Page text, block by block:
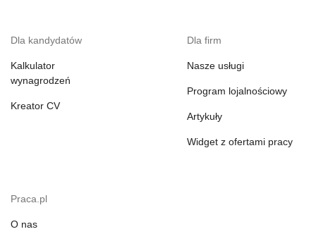
Dla kandydatów
Kalkulator
wynagrodzeń
Kreator CV
Dla firm
Nasze usługi
Program lojalnościowy
Artykuły
Widget z ofertami pracy
Praca.pl
O nas